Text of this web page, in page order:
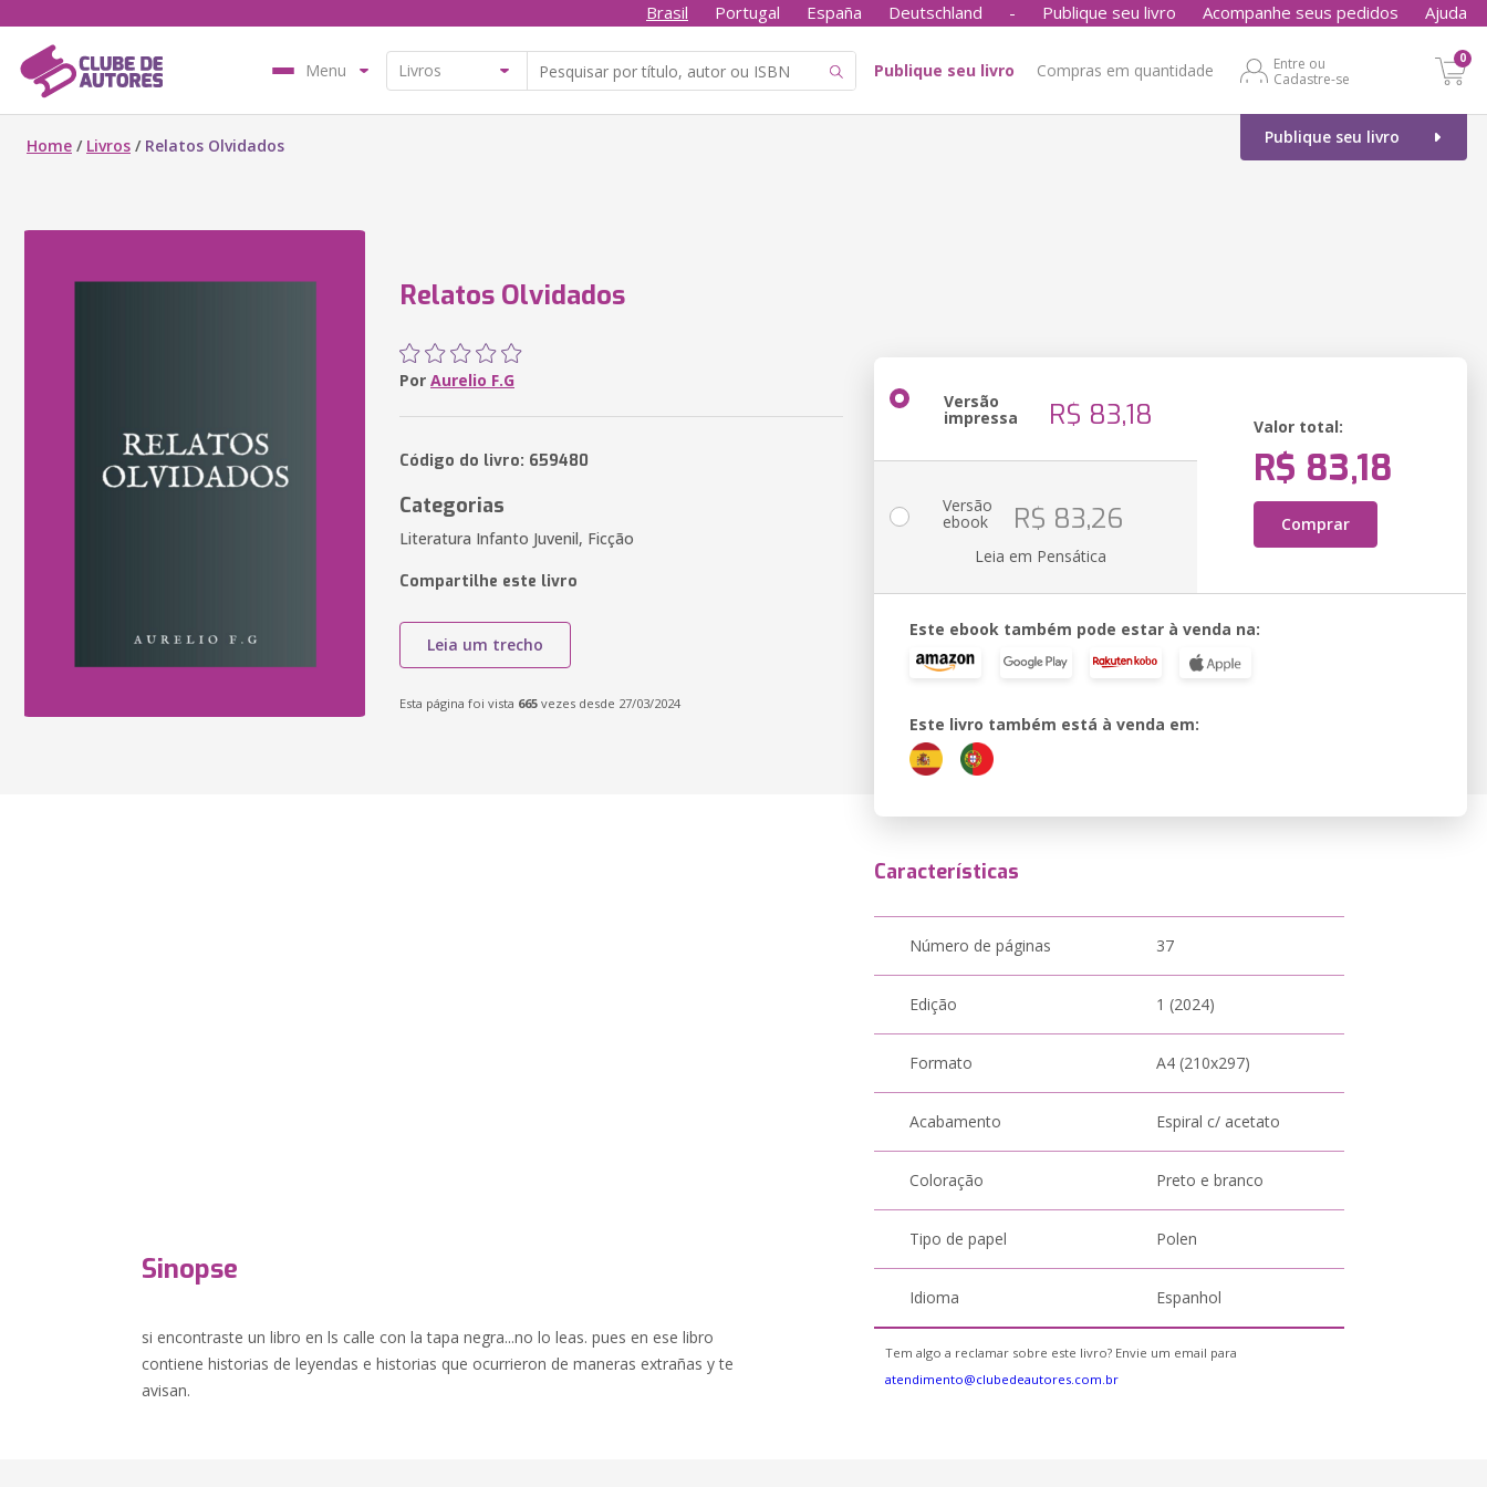
Brasil Portugal España Deutschland - Publique seu livro Acompanhe seus pedidos Ajuda
Menu Publique seu livro Compras em quantidade
Entre ou
Cadastre-se
0
Publique seu livro
Home / Livros / Relatos Olvidados
Relatos Olvidados
Por Aurelio F.G
Código do livro: 659480
Categorias
Literatura Infanto Juvenil, Ficção
Compartilhe este livro
Leia um trecho
Esta página foi vista 665 vezes desde 27/03/2024
Versão
impressa R$ 83,18 Valor total:
R$ 83,18
Comprar
Versão
ebook R$ 83,26
Leia em Pensática
Este ebook também pode estar à venda na:
Este livro também está à venda em:
Sinopse
si encontraste un libro en ls calle con la tapa negra...no lo leas. pues en ese libro
contiene historias de leyendas e historias que ocurrieron de maneras extrañas y te
avisan.
Características
Número de páginas 37
Edição 1 (2024)
Formato A4 (210x297)
Acabamento Espiral c/ acetato
Coloração Preto e branco
Tipo de papel Polen
Idioma Espanhol
Tem algo a reclamar sobre este livro? Envie um email para
atendimento@clubedeautores.com.br